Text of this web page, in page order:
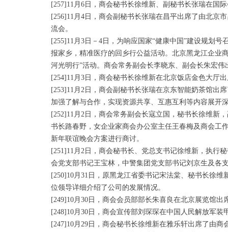
[257]11月6日，商会秘书长徐维新、副秘书长张瑞在国
[256]11月4日，商会副秘书长张瑞在昌平出席了由北京
流会。
[255]11月3日－4日，为响应国家“健康中国”建设规划
报家乡，精准医疗的回乡行公益活动。北京黑龙江企业
河光明行”活动。商会常务副会长李晓东、副会长朱宏
[254]11月3日，商会秘书长徐维新在北京饭店金色大厅
[253]11月2日，商会副秘书长张瑞在京东智能奶茶馆出
加强了解与合作，实现资源共享、互惠互利等内容展开
[252]11月2日，商会常务副会长寇立国，秘书长徐维新
书长路春野，女企业家商会办公室主任王春梅及商会
新年联谊晚会方案进行商讨。
[251]11月2日，商会秘书长、党总支书记徐维新，执行
会党支部书记王宝林，中警集团党支部书记刘京生及各
[250]10月31日，原黑龙江省委书记宋法棠、秘书长徐
位领导详细介绍了公司的发展情况。
[249]10月30日，商会会员部部长朱喜良在北京展览馆
[248]10月30日，商会宣传部刘琛琛在中国人民解放军
[247]10月29日，商会秘书长徐维新在雅乐轩出席了由